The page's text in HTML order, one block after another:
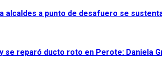
alcaldes a punto de desafuero se
se reparó ducto roto en Perote: Daniela